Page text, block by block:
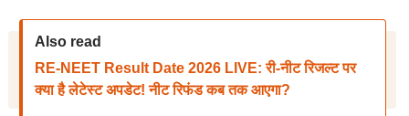
Also read
RE-NEET Result Date 2026 LIVE: री-नीट रिजल्ट पर
क्या है लेटेस्ट अपडेट! नीट रिफंड कब तक आएगा?